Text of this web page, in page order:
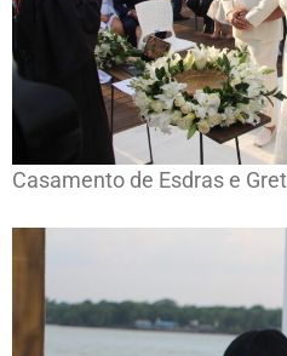
Casamento de Esdras e